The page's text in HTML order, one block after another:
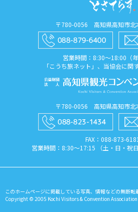
〒780-0056 高知県高知市北
営業時間：8:30〜18:00（年
「こうち旅ネット」、当協会に関
〒780-0056 高知県高知市北
FAX：088​-873​-6181
営業時間：8:30〜17:15 （土・日・祝
このホームページに掲載している写真、情報などの無断転
Copyright © 2005 Kochi Visitors & Convention